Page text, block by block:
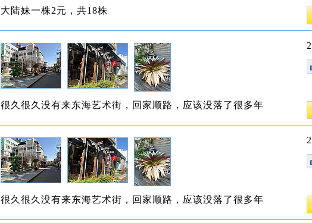
大陆妹一株2元，共18株
很久很久没有来东海艺术街，回家顺路，应该没落了很多年
很久很久没有来东海艺术街，回家顺路，应该没落了很多年